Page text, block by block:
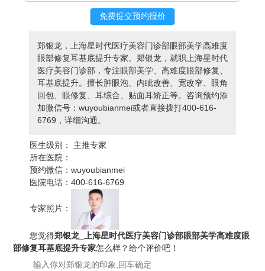
郑银龙，上海星时代医疗美容门诊部眼部美学高难度
眼部修复耳基底提升专家。郑银龙，就职上海星时代
医疗美容门诊部，专注眼部美学、高难度眼部修复、
耳基底提升。擅长肿眼泡、内眦改善、宽改窄、眼角
回包、眼修复、耳综合、贴面耳矫正等。咨询预约添
加微信号：wuyoubianmei或者直接拨打400-616-
6769，详细沟通。
医生级别：
主推专家
所在医院：
预约微信：wuyoubianmei
医院电话：400-616-6769
专家照片：
您觉得郑银龙_上海星时代医疗美容门诊部眼部美学高难度眼
部修复耳基底提升专家怎么样？给个评价吧！